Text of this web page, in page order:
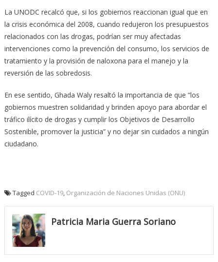
La UNODC recalcó que, si los gobiernos reaccionan igual que en
la crisis económica del 2008, cuando redujeron los presupuestos
relacionados con las drogas, podrían ser muy afectadas
intervenciones como la prevención del consumo, los servicios de
tratamiento y la provisión de naloxona para el manejo y la
reversión de las sobredosis.
En ese sentido, Ghada Waly resaltó la importancia de que “los
gobiernos muestren solidaridad y brinden apoyo para abordar el
tráfico ilícito de drogas y cumplir los Objetivos de Desarrollo
Sostenible, promover la justicia” y no dejar sin cuidados a ningún
ciudadano.
Tagged COVID-19, Organización de Naciones Unidas (ONU)
Patricia Maria Guerra Soriano